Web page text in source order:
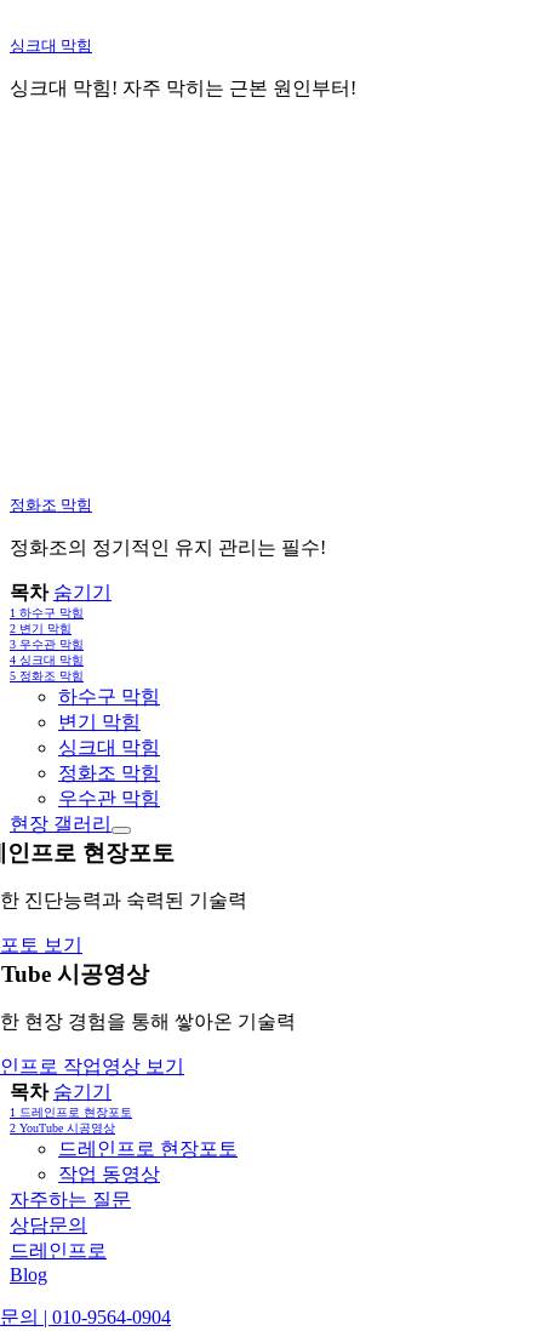
싱크대 막힘
싱크대 막힘! 자주 막히는 근본 원인부터!
정화조 막힘
정화조의 정기적인 유지 관리는 필수!
목차 숨기기
1 하수구 막힘
2 변기 막힘
3 우수관 막힘
4 싱크대 막힘
5 정화조 막힘
하수구 막힘
변기 막힘
싱크대 막힘
정화조 막힘
우수관 막힘
현장 갤러리
인프로 현장포토
진단능력과 숙력된 기술력
토 보기
시공영상
현장 경험을 통해 쌓아온 기술력
프로 작업영상 보기
목차 숨기기
1 드레인프로 현장포토
2 YouTube 시공영상
드레인프로 현장포토
작업 동영상
자주하는 질문
상담문의
드레인프로
Blog
의 | 010-9564-0904